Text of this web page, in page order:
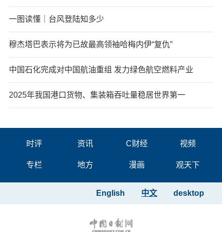
一图读懂｜台风登陆知多少
穆杰塔巴表示将为已故最高领袖哈梅内伊“复仇”
中国石化完成对中国航油重组 发力绿色航空燃料产业
2025年我国港口货物、集装箱吞吐量稳居世界第一
时评 资讯 C财经 视频
专栏 地方 漫画 观天下
desktop
中文
English